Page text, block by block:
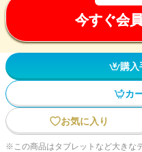
今すぐ会
購
カ
お気に入り
※この商品はタブレットなど大きな